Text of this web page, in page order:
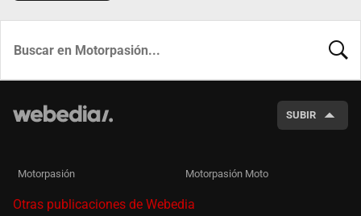
SUBIR
Motorpasión Motorpasión Moto
Otras publicaciones de Webedia